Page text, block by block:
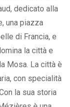
dedicato alla
una piazza
di Francia, e
la città e
Mosa. La città è
con specialità
la sua storia